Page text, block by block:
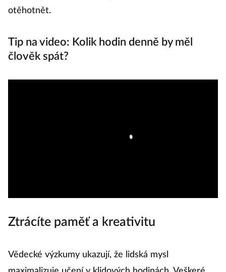
otěhotnět.
Tip na video: Kolik hodin denně by měl
člověk spát?
Ztrácíte paměť a kreativitu
Vědecké výzkumy ukazují, že lidská mysl